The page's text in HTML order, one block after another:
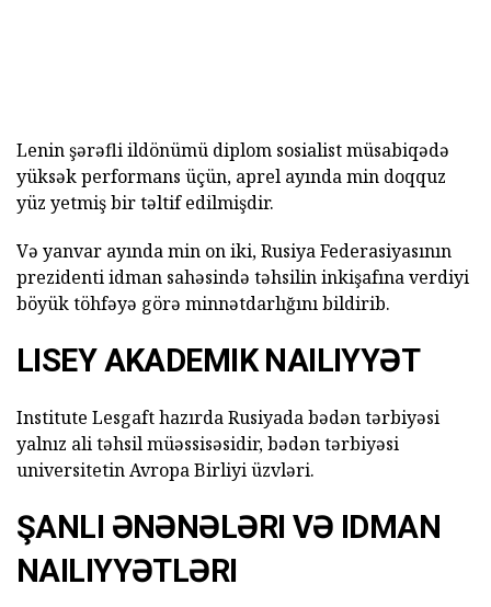
Lenin şərəfli ildönümü diplom sosialist müsabiqədə
yüksək performans üçün, aprel ayında min doqquz
yüz yetmiş bir təltif edilmişdir.
Və yanvar ayında min on iki, Rusiya Federasiyasının
prezidenti idman sahəsində təhsilin inkişafına verdiyi
böyük töhfəyə görə minnətdarlığını bildirib.
LISEY AKADEMIK NAILIYYƏT
Institute Lesgaft hazırda Rusiyada bədən tərbiyəsi
yalnız ali təhsil müəssisəsidir, bədən tərbiyəsi
universitetin Avropa Birliyi üzvləri.
ŞANLI ƏNƏNƏLƏRI VƏ IDMAN
NAILIYYƏTLƏRI